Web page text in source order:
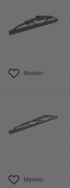
Merken
Merken